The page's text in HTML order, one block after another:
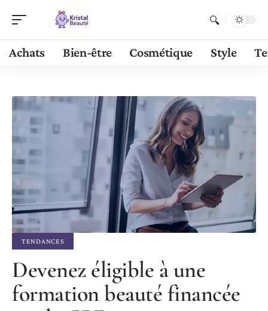
Achats Bien-être Cosmétique Style
TENDANCES
Devenez éligible à une
formation beauté financée